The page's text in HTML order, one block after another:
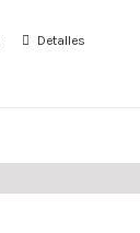
Detalles